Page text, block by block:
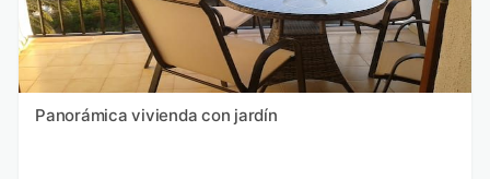
Panorámica vivienda con jardín